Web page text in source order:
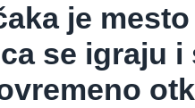
je
se igraju